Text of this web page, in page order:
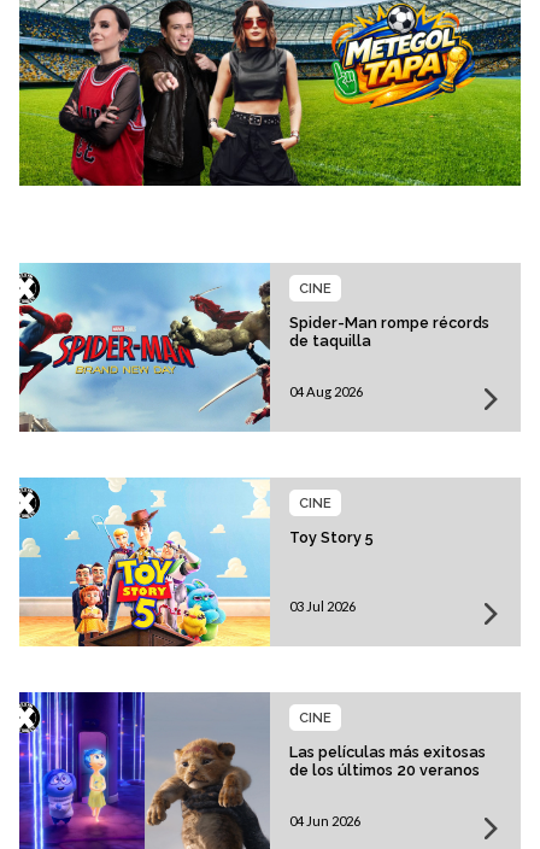
Spider-Man rompe récords
de taquilla
CINE
04 Aug 2026
Toy Story 5
CINE
03 Jul 2026
Las películas más exitosas
de los últimos 20 veranos
CINE
04 Jun 2026